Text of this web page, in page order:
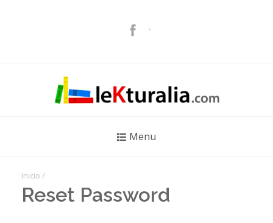
Menu
Inicio /
Reset Password